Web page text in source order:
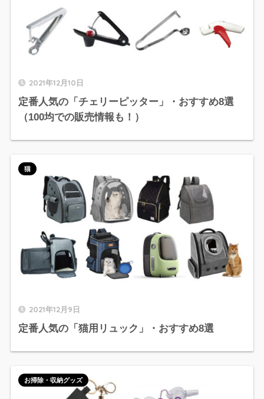
2021年12月10日
定番人気の「チェリーピッター」・おすすめ8選
（100均での販売情報も！）
2021年12月9日
定番人気の「猫用リュック」・おすすめ8選
猫
お掃除・収納グッズ